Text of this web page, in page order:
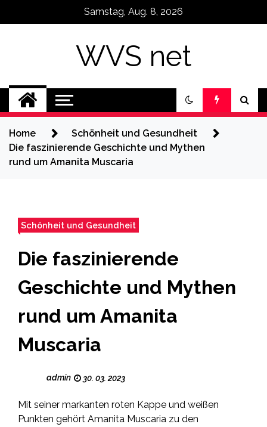
Samstag, Aug. 8, 2026
WVS net
Home
Schönheit und Gesundheit
Die faszinierende Geschichte und Mythen
rund um Amanita Muscaria
Schönheit und Gesundheit
Die faszinierende
Geschichte und Mythen
rund um Amanita
Muscaria
admin 30. 03. 2023
Mit seiner markanten roten Kappe und weißen
Punkten gehört Amanita Muscaria zu den